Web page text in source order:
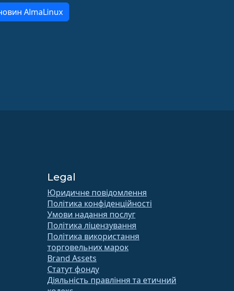
AlmaLinux
Legal
Юридичне повідомлення
Політика конфіденційності
Умови надання послуг
Політика ліцензування
Політика використання
торговельних марок
Brand Assets
Статут фонду
Діяльність правління та етичний